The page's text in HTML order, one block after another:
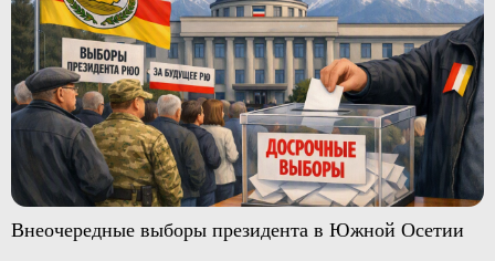
Внеочередные выборы президента в Южной Осетии